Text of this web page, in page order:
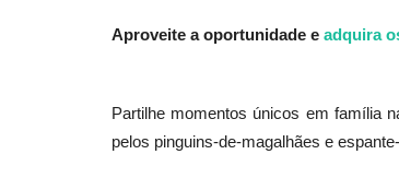
Aproveite a oportunidade e adquira
Partilhe momentos únicos em família
pelos pinguins-de-magalhães e